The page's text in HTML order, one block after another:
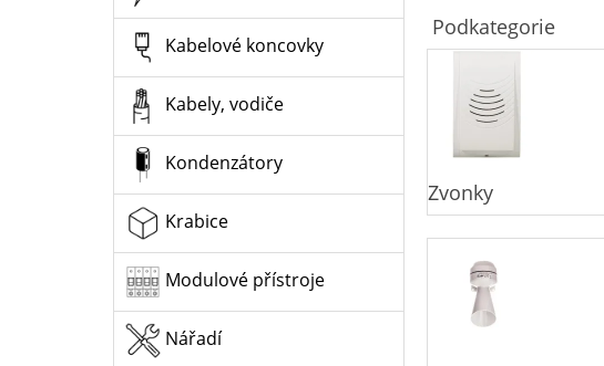
Kabelové koncovky
Kabely, vodiče
Kondenzátory
Krabice
Modulové přístroje
Nářadí
Podkategorie
Zvonky